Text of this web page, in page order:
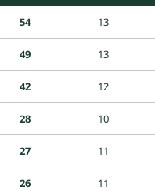
54 13
49 13
42 12
28 10
27 11
26 11